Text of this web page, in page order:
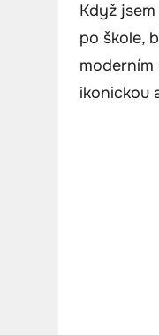
Když
po škole,
ikonickou